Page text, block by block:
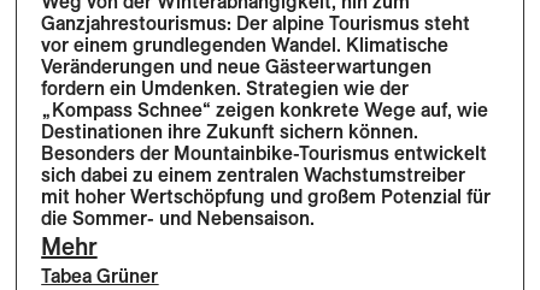
Ganzjahrestourismus: Der alpine Tourismus steht
vor einem grundlegenden Wandel. Klimatische
Veränderungen und neue Gästeerwartungen
fordern ein Umdenken. Strategien wie der
„Kompass Schnee“ zeigen konkrete Wege auf, wie
Destinationen ihre Zukunft sichern können.
Besonders der Mountainbike-Tourismus entwickelt
sich dabei zu einem zentralen Wachstumstreiber
mit hoher Wertschöpfung und großem Potenzial für
die Sommer- und Nebensaison.
Mehr
Tabea Grüner